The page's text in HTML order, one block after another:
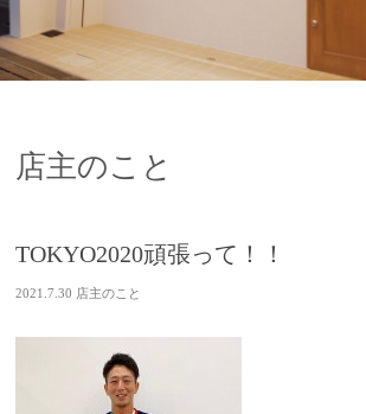
店主のこと
TOKYO2020頑張って！！
2021.7.30 店主のこと